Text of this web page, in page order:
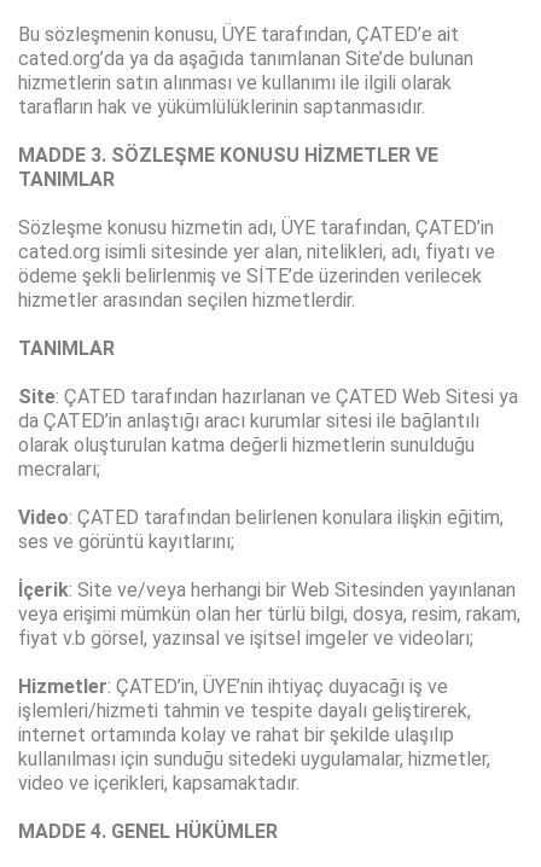
Bu sözleşmenin konusu, ÜYE tarafından, ÇATED’e ait
cated.org’da ya da aşağıda tanımlanan Site’de bulunan
hizmetlerin satın alınması ve kullanımı ile ilgili olarak
tarafların hak ve yükümlülüklerinin saptanmasıdır.
MADDE 3. SÖZLEŞME KONUSU HİZMETLER VE
TANIMLAR
Sözleşme konusu hizmetin adı, ÜYE tarafından, ÇATED’in
cated.org isimli sitesinde yer alan, nitelikleri, adı, fiyatı ve
ödeme şekli belirlenmiş ve SİTE’de üzerinden verilecek
hizmetler arasından seçilen hizmetlerdir.
TANIMLAR
Site: ÇATED tarafından hazırlanan ve ÇATED Web Sitesi ya
da ÇATED’in anlaştığı aracı kurumlar sitesi ile bağlantılı
olarak oluşturulan katma değerli hizmetlerin sunulduğu
mecraları;
Video: ÇATED tarafından belirlenen konulara ilişkin eğitim,
ses ve görüntü kayıtlarını;
İçerik: Site ve/veya herhangi bir Web Sitesinden yayınlanan
veya erişimi mümkün olan her türlü bilgi, dosya, resim, rakam,
fiyat v.b görsel, yazınsal ve işitsel imgeler ve videoları;
Hizmetler: ÇATED’in, ÜYE’nin ihtiyaç duyacağı iş ve
işlemleri/hizmeti tahmin ve tespite dayalı geliştirerek,
internet ortamında kolay ve rahat bir şekilde ulaşılıp
kullanılması için sunduğu sitedeki uygulamalar, hizmetler,
video ve içerikleri, kapsamaktadır.
MADDE 4. GENEL HÜKÜMLER